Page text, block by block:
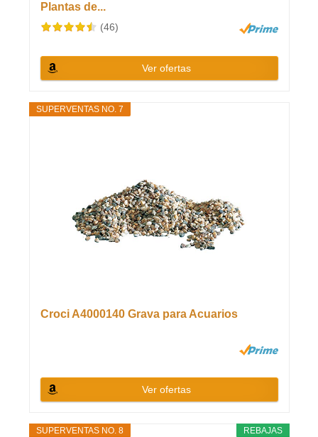
Plantas de...
(46)
Ver ofertas
SUPERVENTAS NO. 7
Croci A4000140 Grava para Acuarios
Ver ofertas
REBAJAS
SUPERVENTAS NO. 8